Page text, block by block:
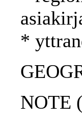
*
NOTE